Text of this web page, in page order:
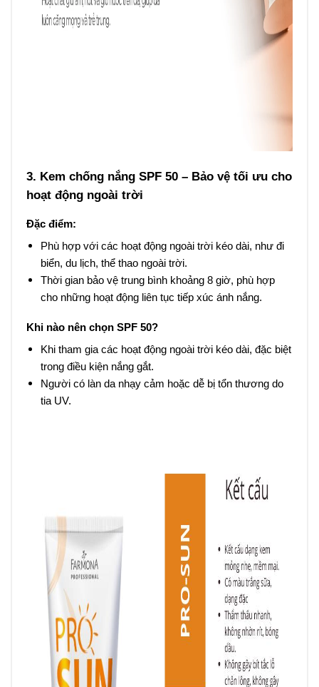
3. Kem chống nắng SPF 50 – Bảo vệ tối ưu cho
hoạt động ngoài trời
Đặc điểm:
Phù hợp với các hoạt động ngoài trời kéo dài, như đi
biển, du lịch, thể thao ngoài trời.
Thời gian bảo vệ trung bình khoảng 8 giờ, phù hợp
cho những hoạt động liên tục tiếp xúc ánh nắng.
Khi nào nên chọn SPF 50?
Khi tham gia các hoạt động ngoài trời kéo dài, đặc biệt
trong điều kiện nắng gắt.
Người có làn da nhạy cảm hoặc dễ bị tổn thương do
tia UV.